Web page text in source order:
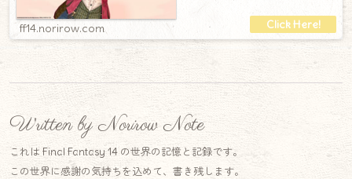
ff14.norirow.com
Written by Norirow Note
これは Final Fantasy 14 の世界の記憶と記録です。
この世界に感謝の気持ちを込めて、書き残します。